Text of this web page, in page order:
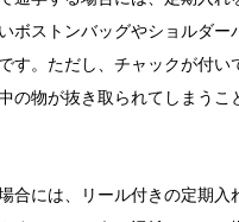
ボストンバッグやショルダー
す。ただし、チャックが付い
の物が抜き取られてしまうこ
合には、リール付きの定期入